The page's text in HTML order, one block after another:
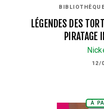
LÉGENDES DES
PIRATAGE
12/
À